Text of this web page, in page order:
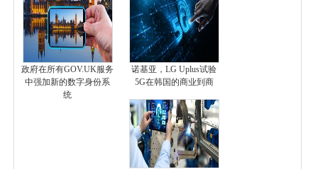
政府在所有GOV.UK服务
中强加新的数字身份系
统
诺基亚，LG Uplus试验
5G在韩国的商业到商